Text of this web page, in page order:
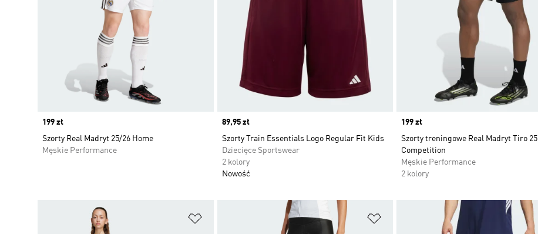
Price
199 zł
Szorty Real Madryt 25/26 Home
Męskie Performance
Price
89,95 zł
Szorty Train Essentials Logo Regular Fit Kids
Dziecięce Sportswear
2 kolory
Nowość
Price
199 zł
Szorty treningowe Real Madryt Tiro 25
Competition
Męskie Performance
2 kolory
Dodaj do listy życzeń Dodaj do listy życzeń